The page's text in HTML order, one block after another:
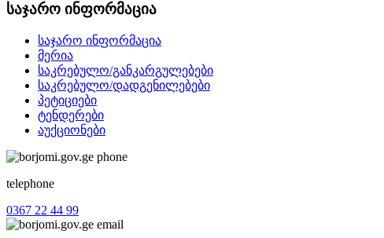
საჯარო ინფორმაცია
საჯარო ინფორმაცია
მერია
საკრებულო/განკარგულებები
საკრებულო/დადგენილებები
პეტიციები
ტენდერები
აუქციონები
telephone
0367 22 44 99